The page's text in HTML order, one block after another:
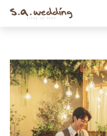
Skip